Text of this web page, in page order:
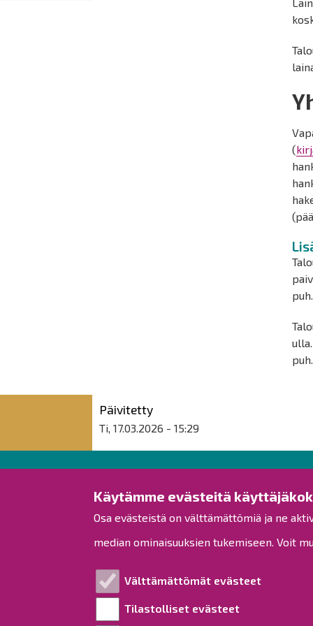
Käytämme evästeitä
Osa evästeistä on välttämättömiä ja ne
median ominaisuuksien tukemiseen. Voit
Välttämättömät evästeet
Tilastolliset evästeet
(
Päivitetty
Ti, 17.03.2026 - 15:29
Raahen kaupunki
Rantakatu 50
92100 Raahe
kirjaamo[at]raahe.fi
Y-tunnus: 1791817-6